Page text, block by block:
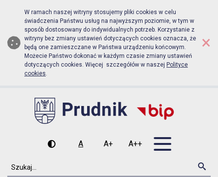
Biuletyn Informacji Publicznej
Przejdź do menu głównego
Przejdź do głównej zawartości
W ramach naszej witryny stosujemy pliki cookies w celu
świadczenia Państwu usług na najwyższym poziomie, w tym w
sposób dostosowany do indywidualnych potrzeb. Korzystanie z
witryny bez zmiany ustawień dotyczących cookies oznacza, że
będą one zamieszczane w Państwa urządzeniu końcowym.
Możecie Państwo dokonać w każdym czasie zmiany ustawień
dotyczących cookies. Więcej szczegółów w naszej Polityce
cookies.
×
Wysoki kontrast
A
Czcionka domyślna
A+
Czcionka średnia
A++
Czcionka duża
Szukaj